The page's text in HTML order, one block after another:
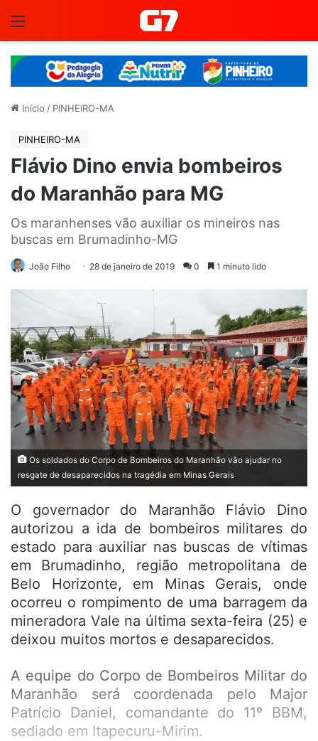
Início / PINHEIRO-MA
PINHEIRO-MA
Flávio Dino envia bombeiros
do Maranhão para MG
Os maranhenses vão auxiliar os mineiros nas
buscas em Brumadinho-MG
João Filho 28 de janeiro de 2019 0 1 minuto lido
Os soldados do Corpo de Bombeiros do Maranhão vão ajudar no
resgate de desaparecidos na tragédia em Minas Gerais
O governador do Maranhão Flávio Dino
autorizou a ida de bombeiros militares do
estado para auxiliar nas buscas de vítimas
em Brumadinho, região metropolitana de
Belo Horizonte, em Minas Gerais, onde
ocorreu o rompimento de uma barragem da
mineradora Vale na última sexta-feira (25) e
deixou muitos mortos e desaparecidos.
A equipe do Corpo de Bombeiros Militar do
Maranhão será coordenada pelo Major
Patrício Daniel, comandante do 11º BBM,
sediado em Itapecuru-Mirim.